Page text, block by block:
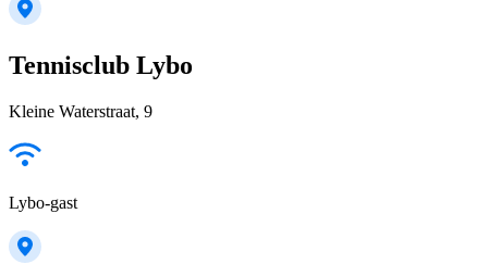
Tennisclub Lybo
Kleine Waterstraat, 9
Lybo-gast